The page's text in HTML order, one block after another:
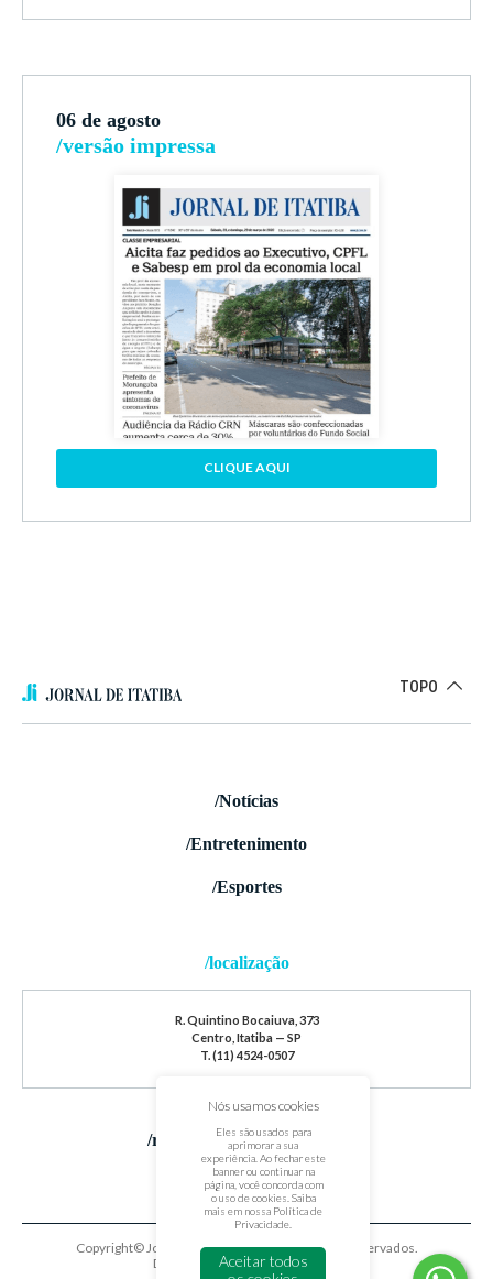
06 de agosto
/versão impressa
CLIQUE AQUI
TOPO
/Notícias
/Entretenimento
/Esportes
/localização
R. Quintino Bocaiuva, 373
Centro, Itatiba — SP
T. (11) 4524-0507
/redes sociais
Copyright© Jornal de Itatiba. Todos os direitos reservados.
Desenvolvido poroxigenium.co
Nós usamos cookies
Eles são usados para
aprimorar a sua
experiência. Ao fechar este
banner ou continuar na
página, você concorda com
o uso de cookies. Saiba
mais em nossa Política de
Privacidade
Aceitar todos